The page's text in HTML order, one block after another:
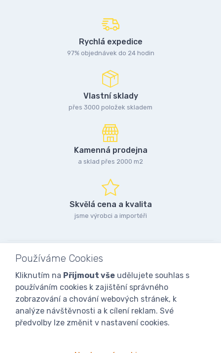
Rychlá expedice
97% objednávek do 24 hodin
Vlastní sklady
přes 3000 položek skladem
Kamenná prodejna
a sklad přes 2000 m2
Skvělá cena a kvalita
jsme výrobci a importéři
Používáme Cookies
Kliknutím na Přijmout vše udělujete souhlas s
používáním cookies k zajištění správného
zobrazování a chování webových stránek, k
analýze návštěvnosti a k cílení reklam. Své
předvolby lze změnit v nastavení cookies.